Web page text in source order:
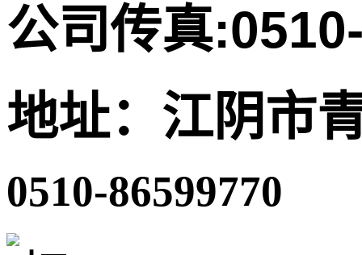
公司传真
地址：江阴市
0510-86599770